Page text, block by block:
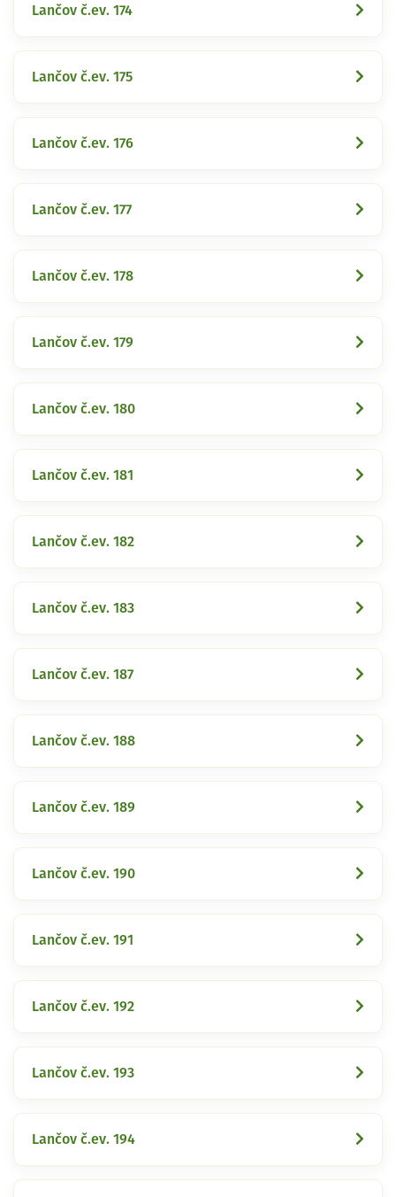
Lančov č.ev. 174
Lančov č.ev. 175
Lančov č.ev. 176
Lančov č.ev. 177
Lančov č.ev. 178
Lančov č.ev. 179
Lančov č.ev. 180
Lančov č.ev. 181
Lančov č.ev. 182
Lančov č.ev. 183
Lančov č.ev. 187
Lančov č.ev. 188
Lančov č.ev. 189
Lančov č.ev. 190
Lančov č.ev. 191
Lančov č.ev. 192
Lančov č.ev. 193
Lančov č.ev. 194